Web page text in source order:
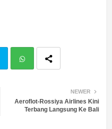
atsa
NEWER
Aeroflot-Rossiya Airlines Kini
Terbang Langsung Ke Bali